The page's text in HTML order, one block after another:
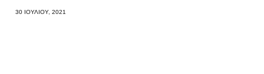
30 ΙΟΥΛΊΟΥ, 2021